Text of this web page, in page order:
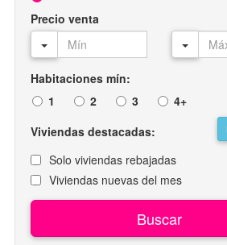
Precio venta
Habitaciones mín:
1
2 3 4+
Viviendas destacadas:
Solo viviendas rebajadas
Viviendas nuevas del mes
Buscar